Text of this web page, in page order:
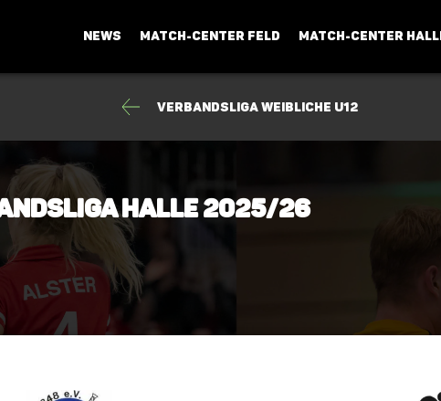
NEWS MATCH-CENTER FELD MATCH-CENTER
Verbandsliga weibliche U12
Halle 2025/26